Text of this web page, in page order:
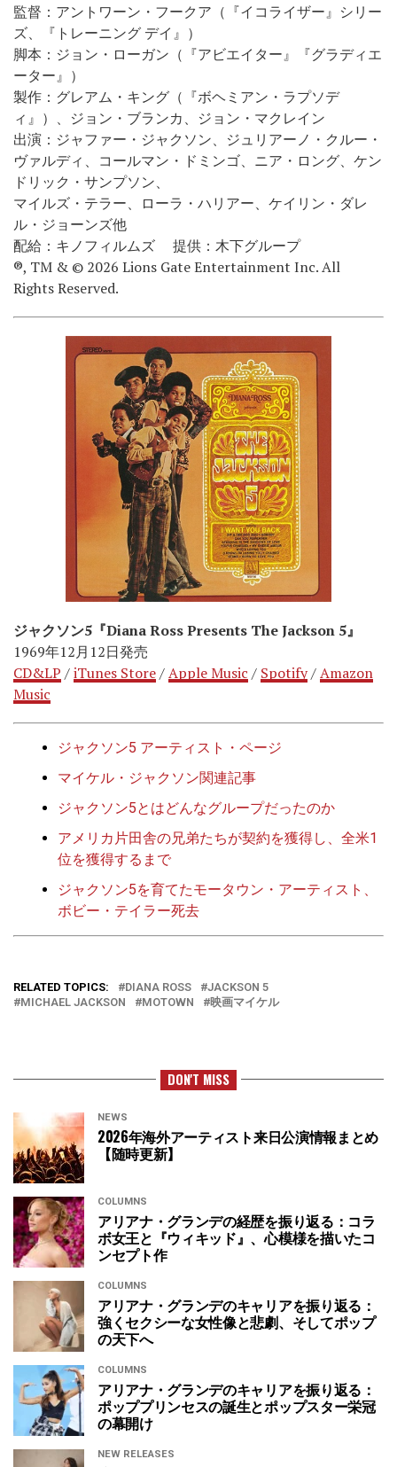
監督：アントワーン・フークア（『イコライザー』シリー
ズ、『トレーニング デイ』）
脚本：ジョン・ローガン（『アビエイター』『グラディエ
ーター』）
製作：グレアム・キング（『ボヘミアン・ラプソデ
ィ』）、ジョン・ブランカ、ジョン・マクレイン
出演：ジャファー・ジャクソン、ジュリアーノ・クルー・
ヴァルディ、コールマン・ドミンゴ、ニア・ロング、ケン
ドリック・サンプソン、
マイルズ・テラー、ローラ・ハリアー、ケイリン・ダレ
ル・ジョーンズ他
配給：キノフィルムズ 提供：木下グループ
®, TM & © 2026 Lions Gate Entertainment Inc. All
Rights Reserved.
ジャクソン5『Diana Ross Presents The Jackson 5』
1969年12月12日発売
CD&LP /iTunes Store/Apple Music / Spotify/Amazon
Music
ジャクソン5 アーティスト・ページ
マイケル・ジャクソン関連記事
ジャクソン5とはどんなグループだったのか
アメリカ片田舎の兄弟たちが契約を獲得し、全米1
位を獲得するまで
ジャクソン5を育てたモータウン・アーティスト、
ボビー・テイラー死去
RELATED TOPICS: DIANA ROSS
JACKSON 5
MICHAEL JACKSON
MOTOWN 映画マイケル
DON'T MISS
NEWS
2026年海外アーティスト来日公演情報まとめ
【随時更新】
COLUMNS
アリアナ・グランデの経歴を振り返る：コラ
ボ女王と『ウィキッド』、心模様を描いたコ
ンセプト作
COLUMNS
アリアナ・グランデのキャリアを振り返る：
強くセクシーな女性像と悲劇、そしてポップ
の天下へ
COLUMNS
アリアナ・グランデのキャリアを振り返る：
ポッププリンセスの誕生とポップスター栄冠
の幕開け
NEW RELEASES